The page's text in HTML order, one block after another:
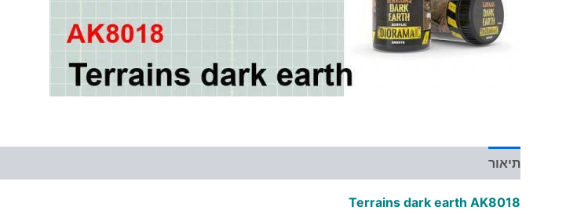
תיאור
Terrains dark earth AK8018